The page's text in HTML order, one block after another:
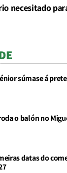
necesitado
súmase á
o balón no
datas do